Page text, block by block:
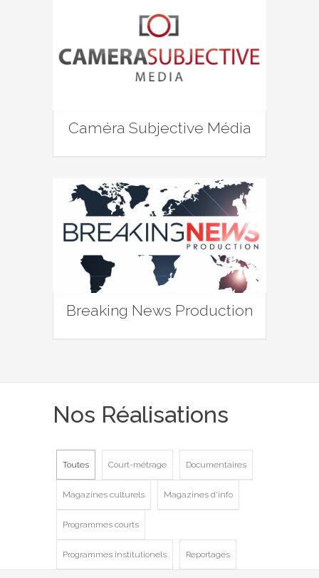
Caméra Subjective Média
Breaking News Production
Nos Réalisations
Toutes Court-métrage Documentaires
Magazines culturels Magazines d'info
Programmes courts
Programmes institutionels Reportages